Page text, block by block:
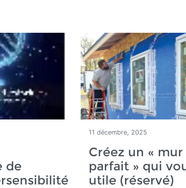
de
11 décembre, 2025
Créez un « mur
parfait » qui
utile (réservé)